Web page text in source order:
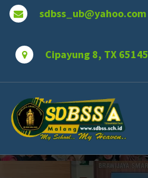
Lewati
sdbss_ub@yahoo.com
Cipayung 8, TX 65145